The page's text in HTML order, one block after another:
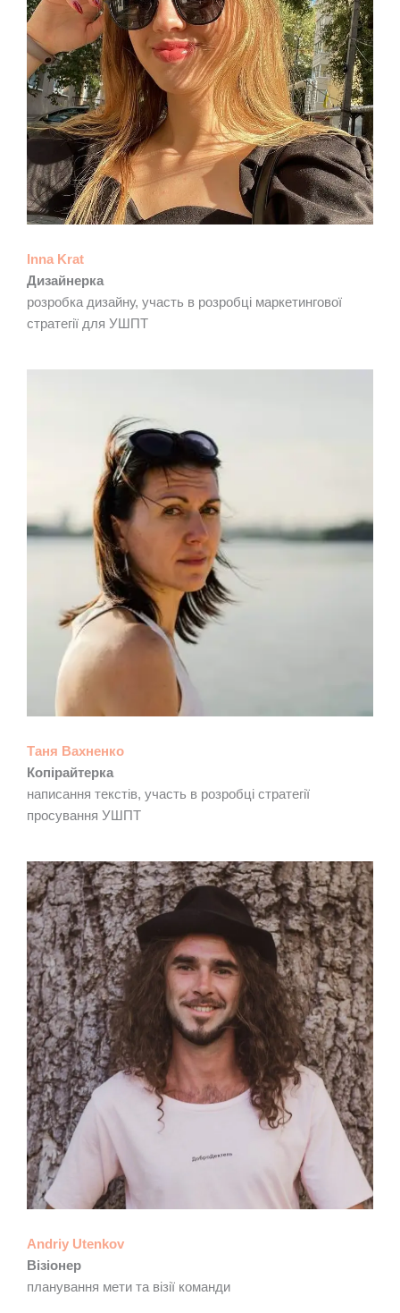
Inna Krat
Дизайнерка
розробка дизайну, участь в розробці маркетингової
стратегії для УШПТ
Таня Вахненко
Копірайтерка
написання текстів, участь в розробці стратегії
просування УШПТ
Andriy Utenkov
Візіонер
планування мети та візії команди